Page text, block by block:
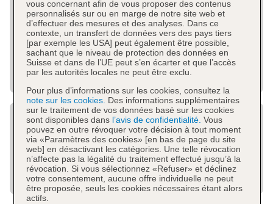
vous concernant afin de vous proposer des contenus
personnalisés sur ou en marge de notre site web et
d’effectuer des mesures et des analyses. Dans ce
contexte, un transfert de données vers des pays tiers
[par exemple les USA] peut également être possible,
sachant que le niveau de protection des données en
Suisse et dans de l’UE peut s’en écarter et que l’accès
par les autorités locales ne peut être exclu.
Pour plus d’informations sur les cookies, consultez la
note sur les cookies. Des informations supplémentaires
sur le traitement de vos données basé sur les cookies
sont disponibles dans l’avis de confidentialité. Vous
pouvez en outre révoquer votre décision à tout moment
via «Paramètres des cookies» [en bas de page du site
web] en désactivant les catégories. Une telle révocation
n’affecte pas la légalité du traitement effectué jusqu’à la
révocation. Si vous sélectionnez «Refuser» et déclinez
votre consentement, aucune offre individuelle ne peut
être proposée, seuls les cookies nécessaires étant alors
actifs.